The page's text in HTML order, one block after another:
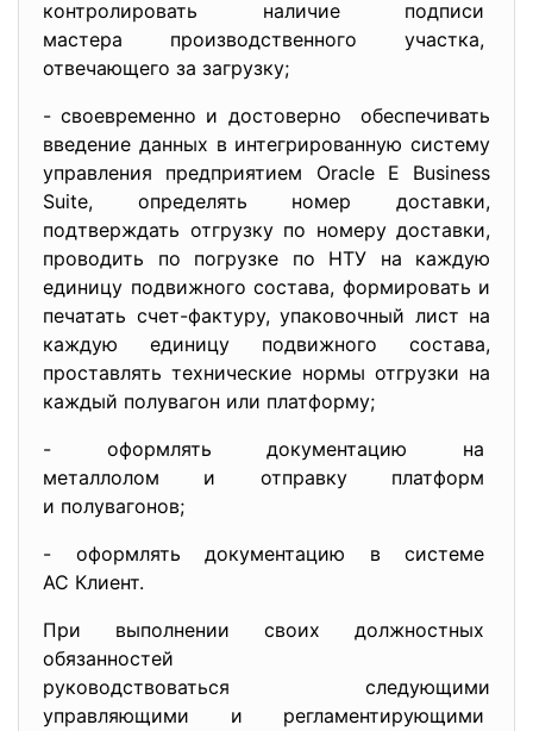
контролировать наличие подписи
мастера производственного участка,
отвечающего за загрузку;
- своевременно и достоверно обеспечивать
введение данных в интегрированную систему
управления предприятием Oracle E Business
Suite, определять номер доставки,
подтверждать отгрузку по номеру доставки,
проводить по погрузке по НТУ на каждую
единицу подвижного состава, формировать и
печатать счет-фактуру, упаковочный лист на
каждую единицу подвижного состава,
проставлять технические нормы отгрузки на
каждый полувагон или платформу;
- оформлять документацию на
металлолом и отправку платформ
и полувагонов;
- оформлять документацию в системе
АС Клиент.
При выполнении своих должностных
обязанностей
руководствоваться следующими
управляющими и регламентирующими